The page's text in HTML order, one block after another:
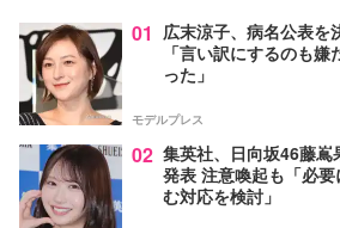
01 広末涼子、病名公表を
「言い訳にするのも
った」
モデルプレス
02 集英社、日向坂46藤
発表 注意喚起も「必
む対応を検討」